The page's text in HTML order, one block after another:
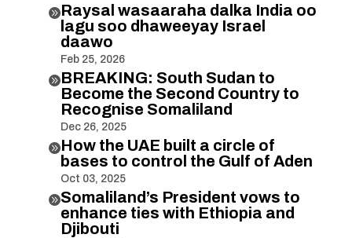
Raysal wasaaraha dalka India oo
lagu soo dhaweeyay Israel
daawo
Feb 25, 2026
BREAKING: South Sudan to
Become the Second Country to
Recognise Somaliland
Dec 26, 2025
How the UAE built a circle of
bases to control the Gulf of Aden
Oct 03, 2025
Somaliland’s President vows to
enhance ties with Ethiopia and
Djibouti